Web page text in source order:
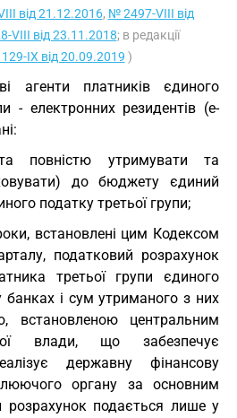
від 21.12.2016, № 2497-VIII від
VIII від 23.11.2018; в редакції
IX від 20.09.2019 )
агенти платників єдиного
- електронних резидентів (е-
повністю утримувати та
до бюджету єдиний
податку третьої групи;
встановлені цим Кодексом
податковий розрахунок
третьої групи єдиного
банках і сум утриманого з них
встановленою центральним
влади, що забезпечує
державну фінансову
органу за основним
розрахунок подається лише у